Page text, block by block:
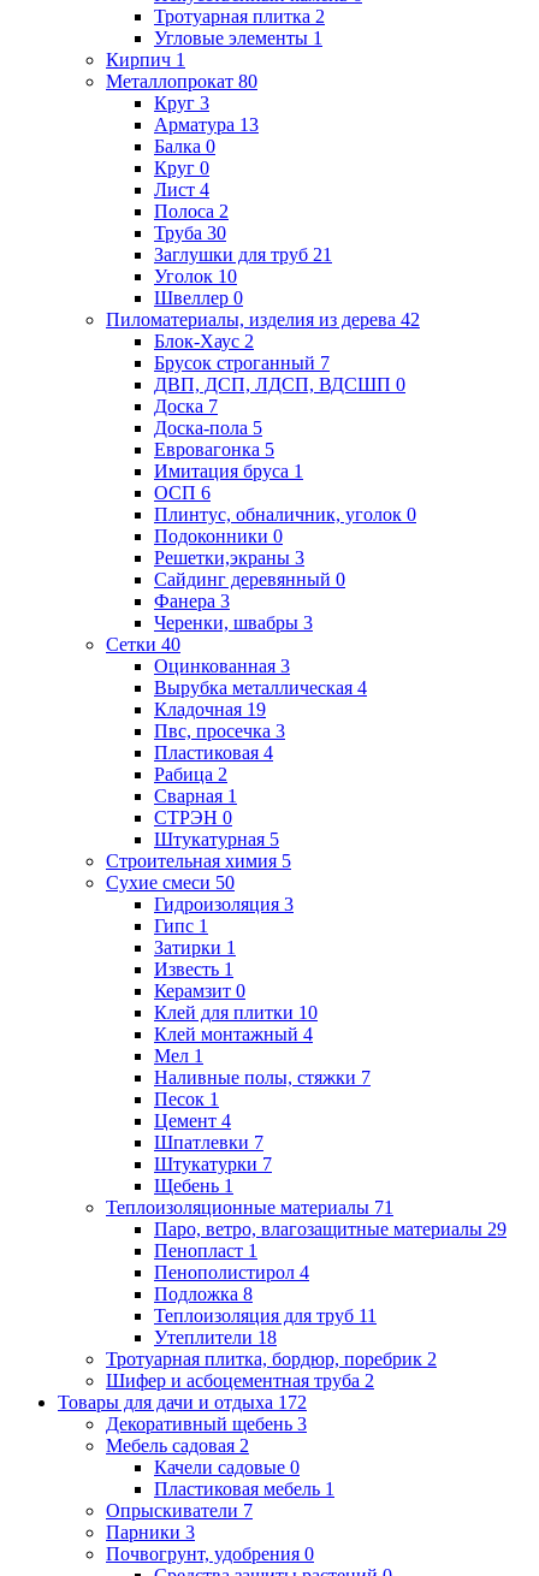
Тротуарная плитка 2
Угловые элементы 1
Кирпич 1
Металлопрокат 80
Круг 3
Арматура 13
Балка 0
Круг 0
Лист 4
Полоса 2
Труба 30
Заглушки для труб 21
Уголок 10
Швеллер 0
Пиломатериалы, изделия из дерева 42
Блок-Хаус 2
Брусок строганный 7
ДВП, ДСП, ЛДСП, ВДСШП 0
Доска 7
Доска-пола 5
Евровагонка 5
Имитация бруса 1
ОСП 6
Плинтус, обналичник, уголок 0
Подоконники 0
Решетки,экраны 3
Сайдинг деревянный 0
Фанера 3
Черенки, швабры 3
Сетки 40
Оцинкованная 3
Вырубка металлическая 4
Кладочная 19
Пвс, просечка 3
Пластиковая 4
Рабица 2
Сварная 1
СТРЭН 0
Штукатурная 5
Строительная химия 5
Сухие смеси 50
Гидроизоляция 3
Гипс 1
Затирки 1
Известь 1
Керамзит 0
Клей для плитки 10
Клей монтажный 4
Мел 1
Наливные полы, стяжки 7
Песок 1
Цемент 4
Шпатлевки 7
Штукатурки 7
Щебень 1
Теплоизоляционные материалы 71
Паро, ветро, влагозащитные материалы 29
Пенопласт 1
Пенополистирол 4
Подложка 8
Теплоизоляция для труб 11
Утеплители 18
Тротуарная плитка, бордюр, поребрик 2
Шифер и асбоцементная труба 2
Товары для дачи и отдыха 172
Декоративный щебень 3
Мебель садовая 2
Качели садовые 0
Пластиковая мебель 1
Опрыскиватели 7
Парники 3
Почвогрунт, удобрения 0